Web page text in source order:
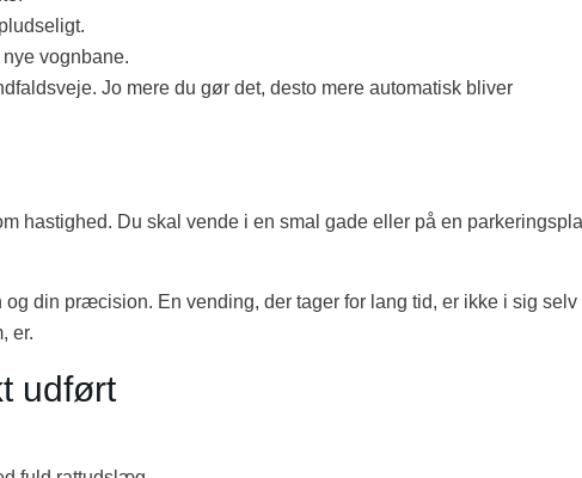
vognbane.
Jo mere du gør det, desto mere automatisk bliver
hastighed. Du skal vende i en smal gade eller på en
din præcision. En vending, der tager for lang tid, er ikke i sig selv
er.
udført